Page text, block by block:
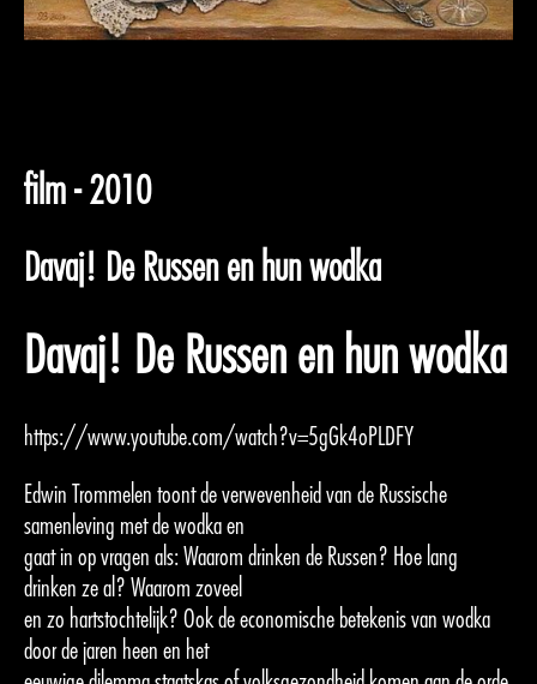
film - 2010
Davaj! De Russen en hun wodka
Davaj! De Russen en hun wodka
https://www.youtube.com/watch?v=5gGk4oPLDFY
Edwin Trommelen toont de verwevenheid van de Russische
samenleving met de wodka en
gaat in op vragen als: Waarom drinken de Russen? Hoe lang
drinken ze al? Waarom zoveel
en zo hartstochtelijk? Ook de economische betekenis van wodka
door de jaren heen en het